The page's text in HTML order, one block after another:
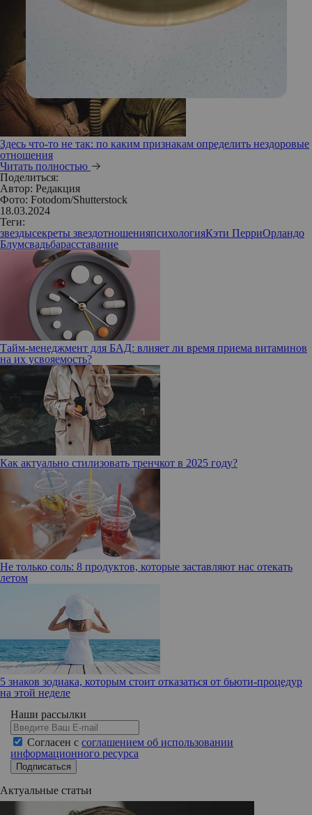
Здесь что-то не так: по каким признакам определить нездоровые
отношения
Читать полностью
Поделиться:
Автор: Редакция
Фото: Fotodom/Shutterstock
18.03.2024
Теги:
звездысекреты звездотношенияпсихологияКэти ПерриОрландо
Блумсвадьбарасставание
Тайм-менеджмент для БАД: влияет ли время приема витаминов
на их усвояемость?
Как актуально стилизовать тренчкот в 2025 году?
Не только соль: 8 продуктов, которые заставляют нас отекать
летом
5 знаков зодиака, которым стоит отказаться от бьюти-процедур
на этой неделе
Наши рассылки
Согласен с соглашением об использовании
информационного ресурса
Подписаться
Актуальные статьи